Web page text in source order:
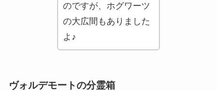
のですが、ホグワーツ
の大広間もありました
よ♪
ヴォルデモートの分霊箱